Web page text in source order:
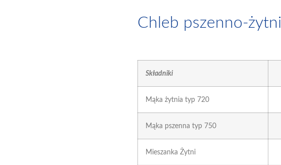
Chleb pszenno-żytni
Składniki
Mąka żytnia typ 720
Mąka pszenna typ 750
Mieszanka Żytni